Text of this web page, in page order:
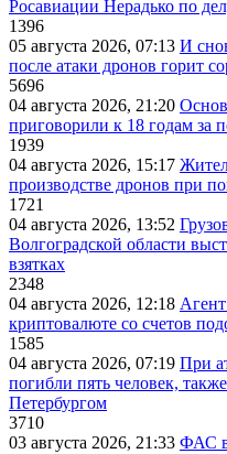
Росавиации Нерадько по
1396
05 августа 2026, 07:13 И
после атаки дронов горит
5696
04 августа 2026, 21:20
приговорили к 18 годам за
1939
04 августа 2026, 15:17
производстве дронов при
1721
04 августа 2026, 13:52
Волгоградской области
взятках
2348
04 августа 2026, 12:18
криптовалюте со счетов
1585
04 августа 2026, 07:19 При
погибли пять человек,
Петербургом
3710
03 августа 2026, 21:33 ФАС